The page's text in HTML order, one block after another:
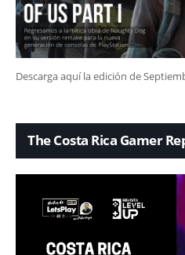
Descarga aquí la edición de
The Costa Rica Gamer